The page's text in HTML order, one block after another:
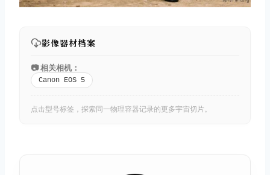
影像器材档案
📷 相关相机：
Canon EOS 5
点击型号标签，探索同一物理容器记录的更多宇宙切片。